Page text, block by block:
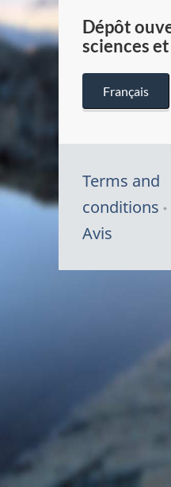
Dépôt
sciences
Français
Terms and
conditions
Avis